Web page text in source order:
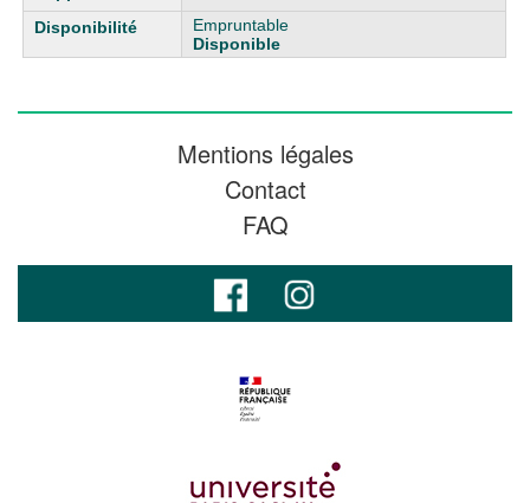
Empruntable
Disponible
Mentions légales
Contact
FAQ